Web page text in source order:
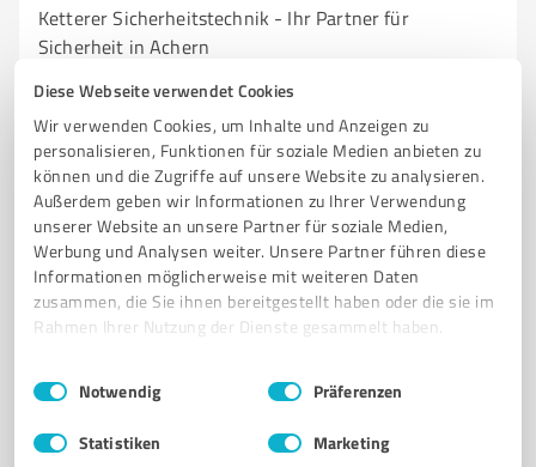
Diese Webseite verwendet Cookies
Wir verwenden Cookies, um Inhalte und Anzeigen zu
personalisieren, Funktionen für soziale Medien anbieten zu
können und die Zugriffe auf unsere Website zu analysieren.
Außerdem geben wir Informationen zu Ihrer Verwendung
unserer Website an unsere Partner für soziale Medien,
Werbung und Analysen weiter. Unsere Partner führen diese
Informationen möglicherweise mit weiteren Daten
zusammen, die Sie ihnen bereitgestellt haben oder die sie im
Rahmen Ihrer Nutzung der Dienste gesammelt haben.
Impressum Datenschutzbestimmungen
Einwilligungsauswahl
Notwendig Präferenzen
Statistiken Marketing
Ketterer Sicherheitstechnik - Ihr Partner für
Sicherheit in Achern
SICHERHEITSTECHNIK SCHLÜSSELDIENST
SCHLIESSANLAGEN ALARMANLAGEN SICHERHEITSBERATUNG
TRESORE VIDEOÜBERWACHUNG SCHLÜSSELSERVICE
SICHERHEITSLÖSUNGEN ACHERN SCHLÜSSELDEPOT
Hauptstraße 88, 77855 Achern
mail@ketterer-aktuell.de www.ketterer-aktuell.de/